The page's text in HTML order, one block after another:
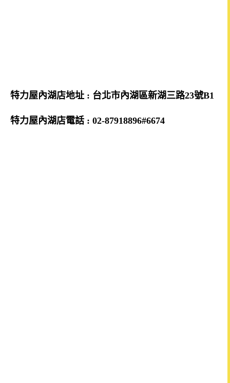
特力屋內湖店地址 : 台北市內湖區新湖三路23號B1
特力屋內湖店電話 : 02-87918896#6674